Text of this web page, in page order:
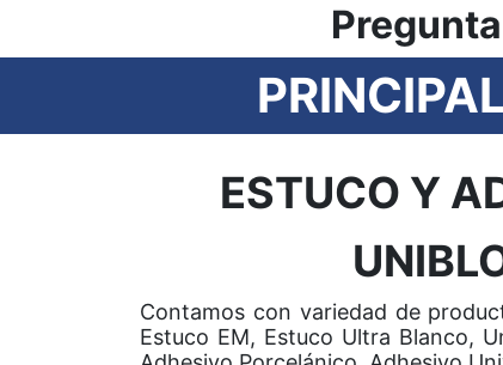
ESTUCO Y
Contamos con variedad de
Estuco EM, Estuco Ultra Blanco,